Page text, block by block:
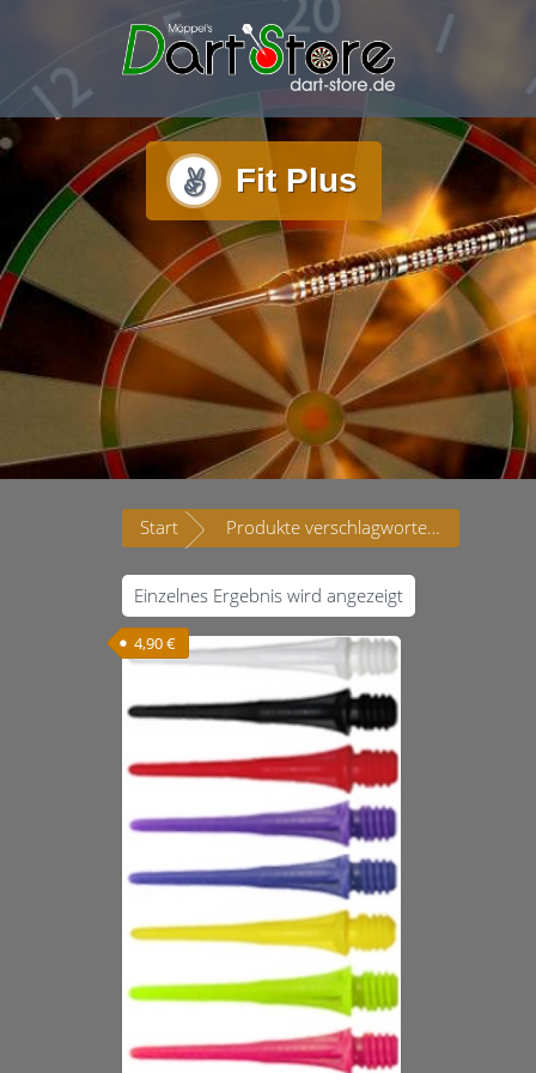
Fit Plus
Start Produkte verschlagwortet mit „Fit Plus“
Einzelnes Ergebnis wird angezeigt
4,90€